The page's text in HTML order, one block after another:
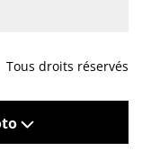
Tous droits réservés